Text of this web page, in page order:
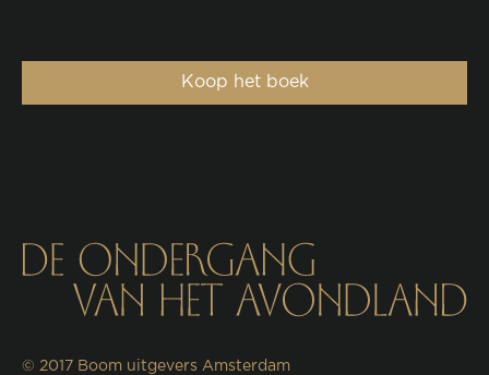
Koop het boek
© 2017 Boom uitgevers Amsterdam